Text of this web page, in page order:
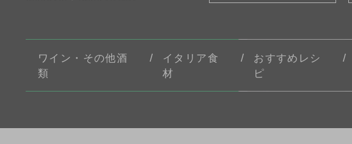
ワイン・その他酒
類
イタリア食
材
おすすめレシ
ピ